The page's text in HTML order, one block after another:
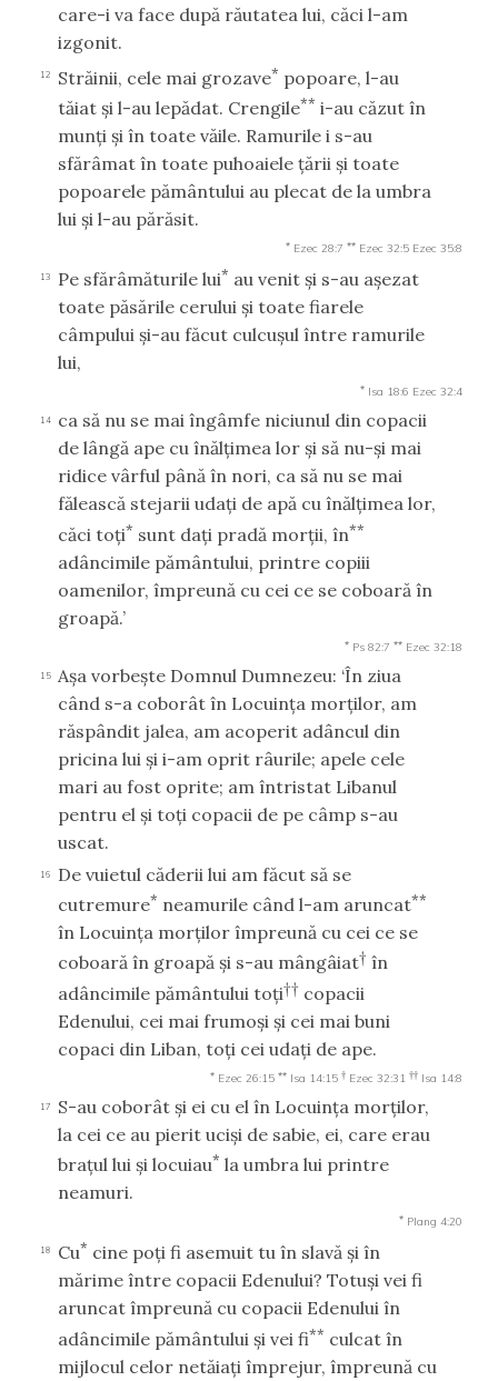
care-i va face după răutatea lui, căci l-am
izgonit.
12 Străinii, cele mai grozave* popoare, l-au
tăiat şi l-au lepădat. Crengile** i-au căzut în
munţi şi în toate văile. Ramurile i s-au
sfărâmat în toate puhoaiele ţării şi toate
popoarele pământului au plecat de la umbra
lui şi l-au părăsit.
* Ezec 28:7 ** Ezec 32:5 Ezec 35:8
13 Pe sfărâmăturile lui* au venit şi s-au aşezat
toate păsările cerului şi toate fiarele
câmpului şi-au făcut culcuşul între ramurile
lui,
* Isa 18:6 Ezec 32:4
14
ca să nu se mai îngâmfe niciunul din copacii
de lângă ape cu înălţimea lor şi să nu-şi mai
ridice vârful până în nori, ca să nu se mai
fălească stejarii udaţi de apă cu înălţimea lor,
căci toţi* sunt daţi pradă morţii, în**
adâncimile pământului, printre copiii
oamenilor, împreună cu cei ce se coboară în
groapă.’
* Ps 82:7 ** Ezec 32:18
15
Aşa vorbeşte Domnul Dumnezeu: ‘În ziua
când s-a coborât în Locuinţa morţilor, am
răspândit jalea, am acoperit adâncul din
pricina lui şi i-am oprit râurile; apele cele
mari au fost oprite; am întristat Libanul
pentru el şi toţi copacii de pe câmp s-au
uscat.
16
De vuietul căderii lui am făcut să se
cutremure* neamurile când l-am aruncat**
în Locuinţa morţilor împreună cu cei ce se
coboară în groapă şi s-au mângâiat† în
adâncimile pământului toţi†† copacii
Edenului, cei mai frumoşi şi cei mai buni
copaci din Liban, toţi cei udaţi de ape.
* Ezec 26:15 ** Isa 14:15 † Ezec 32:31 †† Isa 14:8
17
S-au coborât şi ei cu el în Locuinţa morţilor,
la cei ce au pierit ucişi de sabie, ei, care erau
braţul lui şi locuiau* la umbra lui printre
neamuri.
* Plang 4:20
18 Cu* cine poţi fi asemuit tu în slavă şi în
mărime între copacii Edenului? Totuşi vei fi
aruncat împreună cu copacii Edenului în
adâncimile pământului şi vei fi** culcat în
mijlocul celor netăiaţi împrejur, împreună cu